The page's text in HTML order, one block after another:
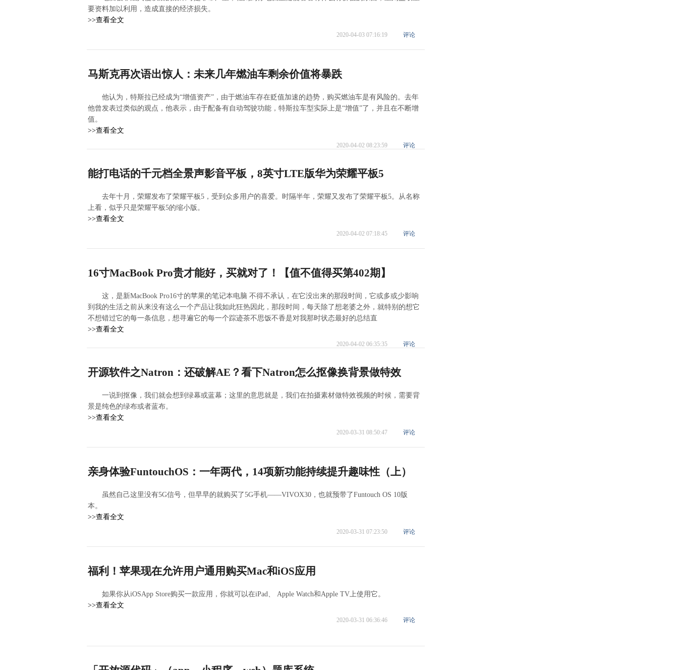
要资料加以利用，造成直接的经济损失。
>>查看全文
2020-04-03 07:16:19 评论
马斯克再次语出惊人：未来几年燃油车剩余价值将暴跌
他认为，特斯拉已经成为“增值资产”，由于燃油车存在贬值加速的趋势，购买燃油车是有风险的。去年
他曾发表过类似的观点，他表示，由于配备有自动驾驶功能，特斯拉车型实际上是“增值”了，并且在不断增
值。
>>查看全文
2020-04-02 08:23:59 评论
能打电话的千元档全景声影音平板，8英寸LTE版华为荣耀平板5
去年十月，荣耀发布了荣耀平板5，受到众多用户的喜爱。时隔半年，荣耀又发布了荣耀平板5。从名称
上看，似乎只是荣耀平板5的缩小版。
>>查看全文
2020-04-02 07:18:45 评论
16寸MacBook Pro贵才能好，买就对了！【值不值得买第402期】
这，是新MacBook Pro16寸的苹果的笔记本电脑 不得不承认，在它没出来的那段时间，它或多或少影响
到我的生活之前从来没有这么一个产品让我如此狂热因此，那段时间，每天除了想老婆之外，就特别的想它
不想错过它的每一条信息，想寻遍它的每一个踪迹茶不思饭不香是对我那时状态最好的总结直
>>查看全文
2020-04-02 06:35:35 评论
开源软件之Natron：还破解AE？看下Natron怎么抠像换背景做特效
一说到抠像，我们就会想到绿幕或蓝幕；这里的意思就是，我们在拍摄素材做特效视频的时候，需要背
景是纯色的绿布或者蓝布。
>>查看全文
2020-03-31 08:50:47 评论
亲身体验FuntouchOS：一年两代，14项新功能持续提升趣味性（上）
虽然自己这里没有5G信号，但早早的就购买了5G手机——VIVOX30，也就预带了Funtouch OS 10版
本。
>>查看全文
2020-03-31 07:23:50 评论
福利！苹果现在允许用户通用购买Mac和iOS应用
如果你从iOSApp Store购买一款应用，你就可以在iPad、 Apple Watch和Apple TV上使用它。
>>查看全文
2020-03-31 06:36:46 评论